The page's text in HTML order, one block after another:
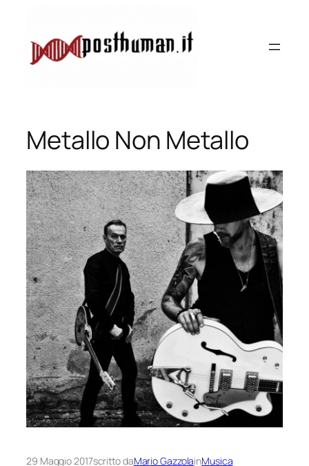
contenuto
Metallo Non Metallo
29 Maggio 2017scritto daMario GazzolainMusica